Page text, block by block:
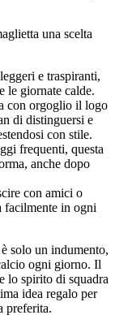
una scelta
e traspiranti,
le giornate calde.
con orgoglio il logo
di distinguersi e
con stile.
frequenti, questa
anche dopo
con amici o
facilmente in ogni
solo un indumento,
ogni giorno. Il
lo spirito di squadra
idea regalo per
preferita.